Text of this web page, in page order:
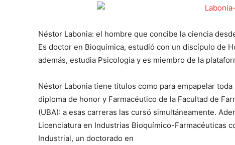
Néstor Labonia: el hombre que concibe la ciencia
Es doctor en Bioquímica, estudió con un discípulo de
además, estudia Psicología y es miembro de la
Néstor Labonia tiene títulos como para empapelar
diploma de honor y Farmacéutico de la Facultad de
(UBA): a esas carreras las cursó simultáneamente.
Licenciatura en Industrias Bioquímico-Farmacéuticas
Industrial, un doctorado en